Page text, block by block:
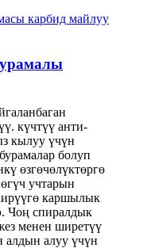
күчтүү анти-
кылуу үчүн
болуп
өзгөчөлүктөргө
учтарын
каршылык
Чоң спиралдык
менен ширетүү
алдын алуу үчүн